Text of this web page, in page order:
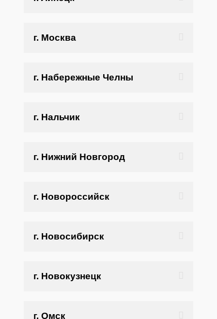
г. Москва
г. Набережные Челны
г. Нальчик
г. Нижний Новгород
г. Новороссийск
г. Новосибирск
г. Новокузнецк
г. Омск